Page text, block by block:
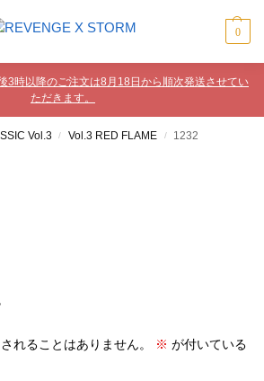
0
3時以降のご注文は8月18日から順次発送させてい
ただきます。
Vol.3 / Vol.3 RED FLAME / 1232
れることはありません。 ※ が付いている